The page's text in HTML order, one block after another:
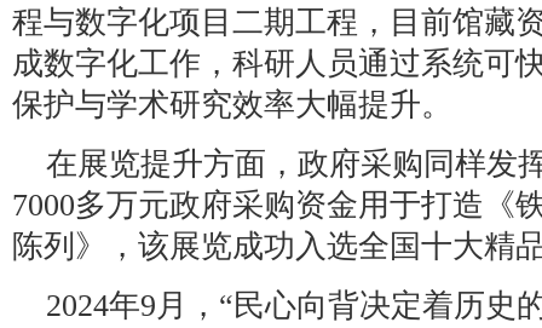
程与数字化项目二期工程，目前馆藏
成数字化工作，科研人员通过系统可
保护与学术研究效率大幅提升。
在展览提升方面，政府采购同样发
7000多万元政府采购资金用于打造
陈列》，该展览成功入选全国十大精
2024年9月，“民心向背决定着历